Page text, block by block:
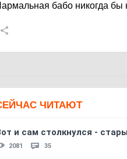
бабо никогда бы
ЧИТАЮТ
и сам столкнулся -
2081 35